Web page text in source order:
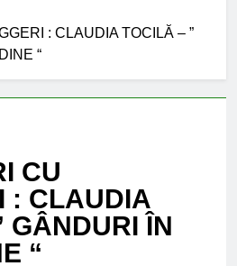
meu
6 Ani Ago
Earthing sau
beneficiile contactului
cu Pamantul
6 Ani Ago
Este posibil sa ne
: CLAUDIA TOCILĂ – ”
“
CU
: CLAUDIA
GÂNDURI ÎN
“